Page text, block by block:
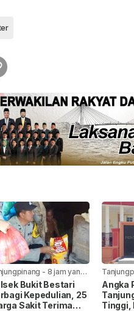
- 8 jam yang
Bukit Bestari
Kepedulian, 25
Sakit Terima
lalu
Angka
Tinggi,